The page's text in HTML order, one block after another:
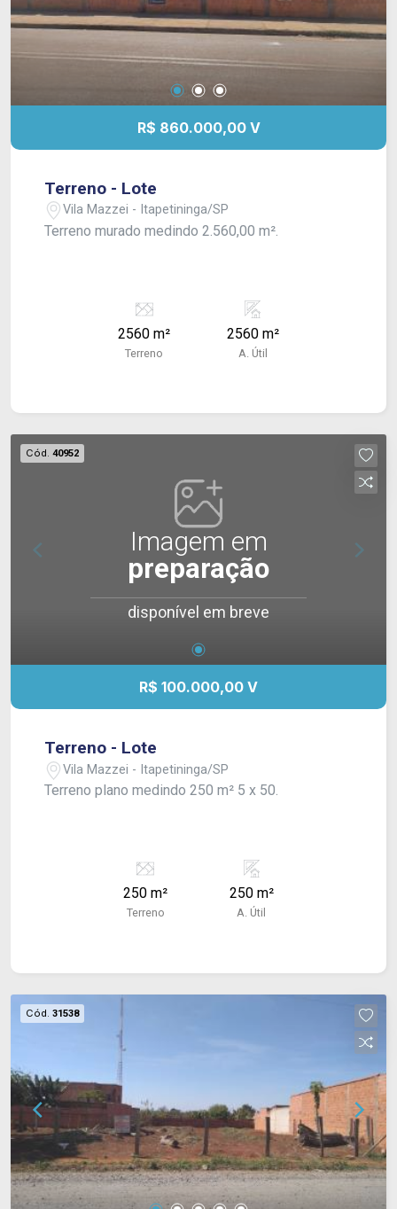
R$ 860.000,00 V
Terreno - Lote
Vila Mazzei - Itapetininga/SP
Terreno murado medindo 2.560,00 m².
2560 m²
Terreno
2560 m²
A. Útil
Cód. 40952
Imagem em
preparação
disponível em breve
R$ 100.000,00 V
Terreno - Lote
Vila Mazzei - Itapetininga/SP
Terreno plano medindo 250 m² 5 x 50.
250 m²
Terreno
250 m²
A. Útil
Cód. 31538